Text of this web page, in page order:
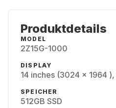
Produktdetails
MODEL
2Z15G-1000
DISPLAY
14 inches (3024 x 1964 ),
SPEICHER
512GB SSD